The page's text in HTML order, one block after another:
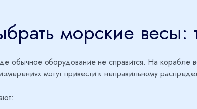
морские весы:
обычное оборудование не справится. На корабле
могут привести к неправильному